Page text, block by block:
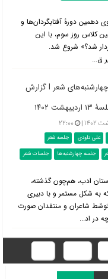
دهمین دورۀ آفتابگردان‌ها و
کلاس روز سوم، با این
شد؟» شروع شد.
ق...
از جلسات چهارشنبه‌های شعر l گزارش
۱۴۰۲
۲۲:۰۰
علی داودی
جلسه شعر
جلسه چهارشنبه‌ها جلسات شعر
ادب، هم‌چون گذشته،
به شکل مستمر و با دبیری
شاعران و منتقدان صورت
در اد...